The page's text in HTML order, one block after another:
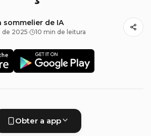
sommelier de IA
de 2025· 10 min de leitura
Obter a app